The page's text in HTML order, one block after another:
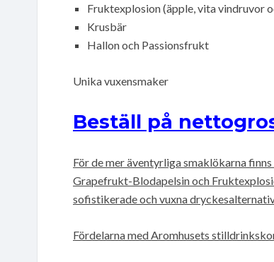
Fruktexplosion (äpple, vita vindruvor
Krusbär
Hallon och Passionsfrukt
Unika vuxensmaker
Beställ på
För de mer äventyrliga smaklökarna
Grapefrukt-Blodapelsin och
sofistikerade och vuxna
Fördelarna med Aromhusets